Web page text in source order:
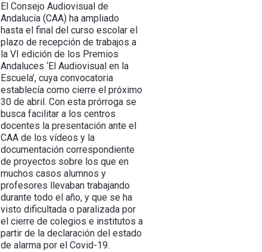
El Consejo Audiovisual de
Andalucía (CAA) ha ampliado
hasta el final del curso escolar el
plazo de recepción de trabajos a
la VI edición de los Premios
Andaluces ‘El Audiovisual en la
Escuela’, cuya convocatoria
establecía como cierre el próximo
30 de abril. Con esta prórroga se
busca facilitar a los centros
docentes la presentación ante el
CAA de los vídeos y la
documentación correspondiente
de proyectos sobre los que en
muchos casos alumnos y
profesores llevaban trabajando
durante todo el año, y que se ha
visto dificultada o paralizada por
el cierre de colegios e institutos a
partir de la declaración del estado
de alarma por el Covid-19.